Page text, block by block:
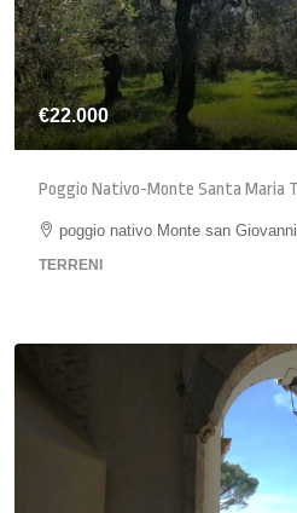
€22.000
Poggio Nativo-Monte Santa Maria
poggio nativo Monte san
TERRENI